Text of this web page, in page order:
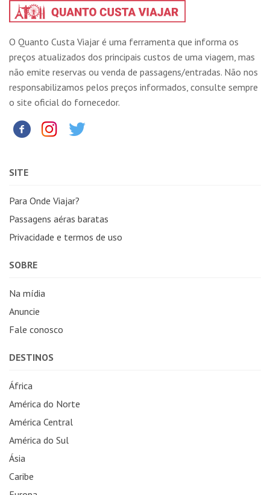
O Quanto Custa Viajar é uma ferramenta que informa os
preços atualizados dos principais custos de uma viagem, mas
não emite reservas ou venda de passagens/entradas. Não nos
responsabilizamos pelos preços informados, consulte sempre
o site oficial do fornecedor.
SITE
Para Onde Viajar?
Passagens aéras baratas
Privacidade e termos de uso
SOBRE
Na mídia
Anuncie
Fale conosco
DESTINOS
África
América do Norte
América Central
América do Sul
Ásia
Caribe